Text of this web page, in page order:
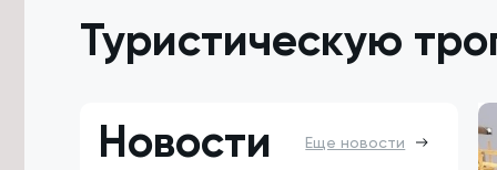
Туристическую
Новости
Еще новости